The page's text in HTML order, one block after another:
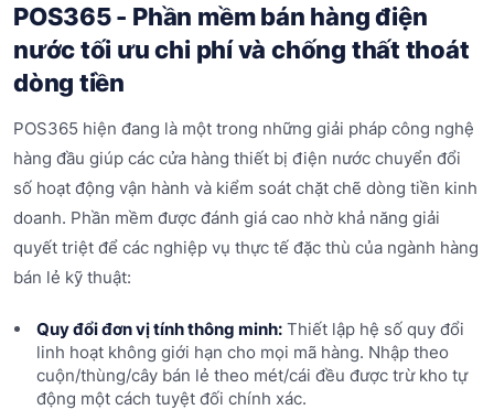
POS365 - Phần mềm bán hàng điện
nước tối ưu chi phí và chống thất thoát
dòng tiền
POS365 hiện đang là một trong những giải pháp công nghệ
hàng đầu giúp các cửa hàng thiết bị điện nước chuyển đổi
số hoạt động vận hành và kiểm soát chặt chẽ dòng tiền kinh
doanh. Phần mềm được đánh giá cao nhờ khả năng giải
quyết triệt để các nghiệp vụ thực tế đặc thù của ngành hàng
bán lẻ kỹ thuật:
Quy đổi đơn vị tính thông minh:Thiết lập hệ số quy đổi
linh hoạt không giới hạn cho mọi mã hàng. Nhập theo
cuộn/thùng/cây bán lẻ theo mét/cái đều được trừ kho tự
động một cách tuyệt đối chính xác.